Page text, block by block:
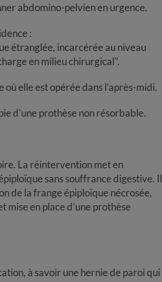
abdomino-pelvien en urgence.
:
étranglée, incarcérée au niveau
en milieu chirurgical".
elle est opérée dans l’après-midi.
d’une prothèse non résorbable.
La réintervention met en
sans souffrance digestive. Il
de la frange épiploïque nécrosée,
en place d’une prothèse
à savoir une hernie de paroi qui